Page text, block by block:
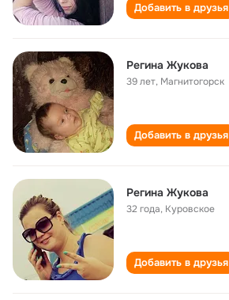
Добавить в друзья
Регина Жукова
39 лет, Магнитогорск
Добавить в друзья
Регина Жукова
32 года, Куровское
Добавить в друзья